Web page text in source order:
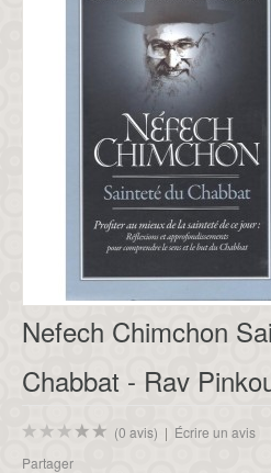
Nefech Chimchon
Chabbat - Rav
(0 avis) | Écrire un avis
Partager